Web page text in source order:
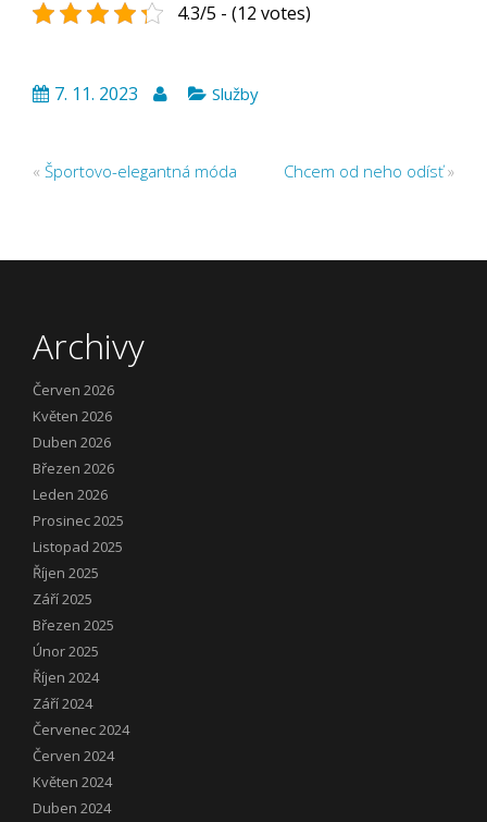
4.3/5 - (12 votes)
7. 11. 2023 Služby
« Športovo-elegantná móda Chcem od neho odísť»
Archivy
Červen 2026
Květen 2026
Duben 2026
Březen 2026
Leden 2026
Prosinec 2025
Listopad 2025
Říjen 2025
Září 2025
Březen 2025
Únor 2025
Říjen 2024
Září 2024
Červenec 2024
Červen 2024
Květen 2024
Duben 2024